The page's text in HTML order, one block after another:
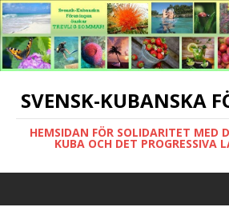
SVENSK-KUBANSKA
HEMSIDAN FÖR SOLIDARITET MED
KUBA OCH DET PROGRESSIVA